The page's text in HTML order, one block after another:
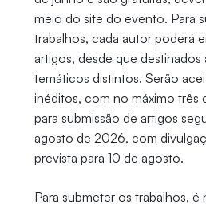
meio do site do evento. Para
trabalhos, cada autor poderá
artigos, desde que destinados
temáticos distintos. Serão
inéditos, com no máximo três
para submissão de artigos
agosto de 2026, com
prevista para 10 de agosto.
Para submeter os trabalhos, é